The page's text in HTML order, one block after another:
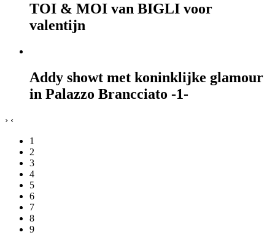
TOI & MOI van BIGLI voor
valentijn
Addy showt met koninklijke glamour
in Palazzo Brancciato -1-
› ‹
1
2
3
4
5
6
7
8
9